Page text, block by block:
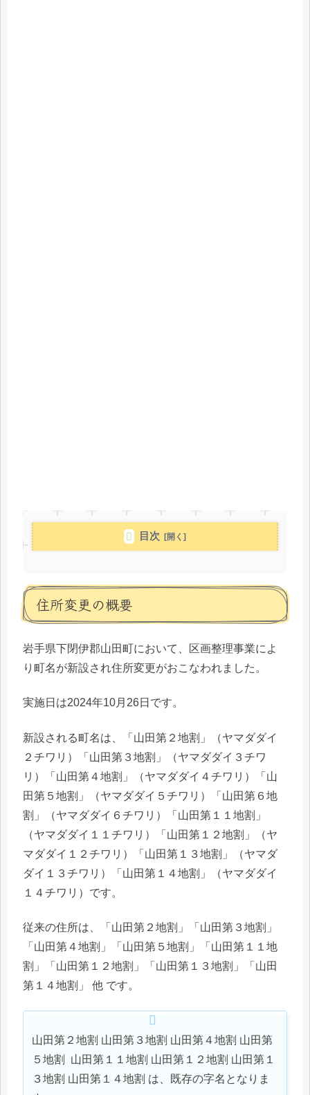
目次
住所変更の概要
岩手県下閉伊郡山田町において、区画整理事業によ
り町名が新設され住所変更がおこなわれました。
実施日は2024年10月26日です。
新設される町名は、「山田第２地割」（ヤマダダイ
２チワリ）「山田第３地割」（ヤマダダイ３チワ
リ）「山田第４地割」（ヤマダダイ４チワリ）「山
田第５地割」（ヤマダダイ５チワリ）「山田第６地
割」（ヤマダダイ６チワリ）「山田第１１地割」
（ヤマダダイ１１チワリ）「山田第１２地割」（ヤ
マダダイ１２チワリ）「山田第１３地割」（ヤマダ
ダイ１３チワリ）「山田第１４地割」（ヤマダダイ
１４チワリ）です。
従来の住所は、「山田第２地割」「山田第３地割」
「山田第４地割」「山田第５地割」「山田第１１地
割」「山田第１２地割」「山田第１３地割」「山田
第１４地割」 他 です。
山田第２地割 山田第３地割 山田第４地割 山田第
５地割 山田第１１地割 山田第１２地割 山田第１
３地割 山田第１４地割 は、既存の字名となりま